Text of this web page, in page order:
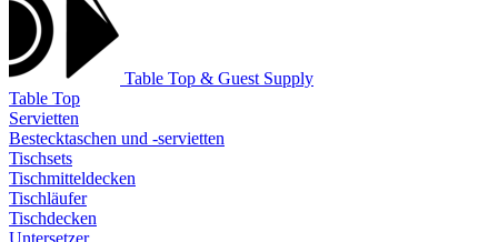
Table Top & Guest Supply
Table Top
Servietten
Bestecktaschen und -servietten
Tischsets
Tischmitteldecken
Tischläufer
Tischdecken